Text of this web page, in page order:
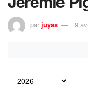
par juyas 9